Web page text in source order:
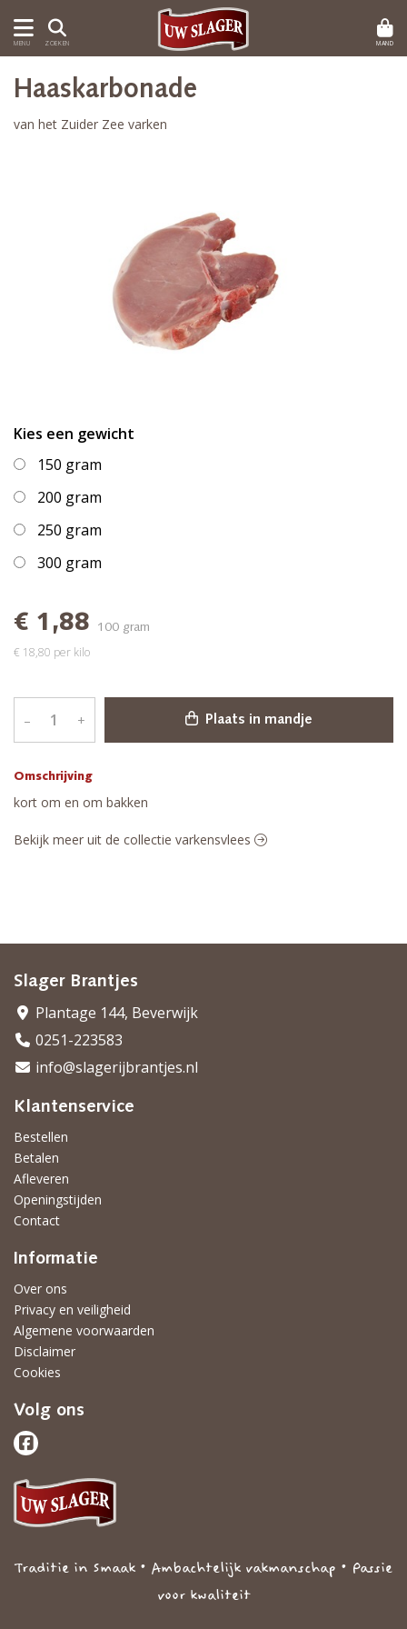
MENU ZOEKEN MAND
Omschrijving
kort om en om bakken
Haaskarbonade
van het Zuider Zee varken
Kies een gewicht
150 gram
200 gram
250 gram
300 gram
€ 1,88 100 gram
€ 18,80 per kilo
– + Plaats in mandje
Bekijk meer uit de collectie varkensvlees
Slager Brantjes
Plantage 144, Beverwijk
0251-223583
info@slagerijbrantjes.nl
Klantenservice
Bestellen
Betalen
Afleveren
Openingstijden
Contact
Informatie
Over ons
Privacy en veiligheid
Algemene voorwaarden
Disclaimer
Cookies
Volg ons
Traditie in Smaak • Ambachtelijk vakmanschap • Passie
voor kwaliteit